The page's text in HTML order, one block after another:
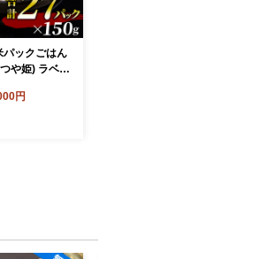
パックごはん
FZ25-168
円